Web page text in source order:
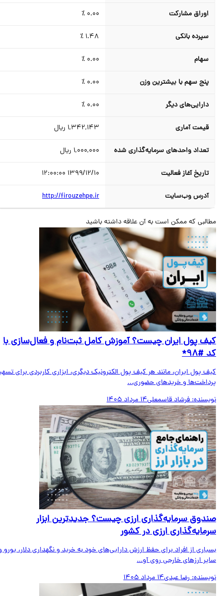
اوراق مشارکت
سپرده بانکی 1.48 ٪
سهام
پنج سهم با بیشترین وزن
دارایی‌های دیگر
قیمت آماری 1,342,143ریال
تعداد واحدهای سرمایه‌گذاری شده 1,000,000ریال
تاریخ آغاز فعالیت 1399/12/10 12:00:00
آدرس وب‌سایت http://firouzehpe.ir
که ممکن است به آن علاقه داشته باشید
پول ایران چیست؟ آموزش کامل ثبت‌نام و فعال‌سازی با
پول ایران، مانند هر کیف پول الکترونیک دیگری، ابزاری کاربردی برای تسهیل
و خریدهای حضوری...
فرشاد قاسمعلی14 مرداد 1405
سرمایه‌گذاری ارزی چیست؟ جدیدترین ابزار
ارزی در کشور
از افراد برای حفظ ارزش دارایی‌های خود به خرید و نگهداری دلار، یورو و
ارزهای خارجی روی آو...
رضا عبدی14 مرداد 1405